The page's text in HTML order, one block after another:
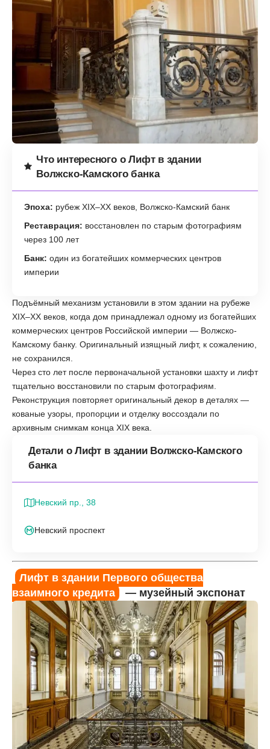
Что интересного о Лифт в здании
Волжско-Камского банка
Эпоха: рубеж XIX–XX веков, Волжско-Камский банк
Реставрация: восстановлен по старым фотографиям
через 100 лет
Банк: один из богатейших коммерческих центров
империи
Подъёмный механизм установили в этом здании на рубеже
XIX–XX веков, когда дом принадлежал одному из богатейших
коммерческих центров Российской империи — Волжско-
Камскому банку. Оригинальный изящный лифт, к сожалению,
не сохранился.
Через сто лет после первоначальной установки шахту и лифт
тщательно восстановили по старым фотографиям.
Реконструкция повторяет оригинальный декор в деталях —
кованые узоры, пропорции и отделку воссоздали по
архивным снимкам конца XIX века.
Детали о Лифт в здании Волжско-Камского
банка
Невский пр., 38
Невский проспект
Лифт в здании Первого общества
взаимного кредита
— музейный экспонат